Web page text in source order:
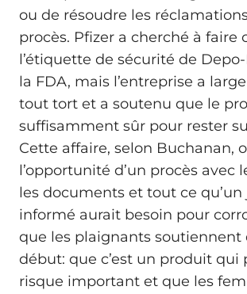
ou de résoudre les
procès. Pfizer a cherché à faire
l’étiquette de sécurité de
la FDA, mais l’entreprise a
tout tort et a soutenu que le
suffisamment sûr pour rester
Cette affaire, selon Buchanan,
l’opportunité d’un procès avec
les documents et tout ce
informé aurait besoin pour
que les plaignants soutiennent
début: que c’est un produit qui
risque important et que les